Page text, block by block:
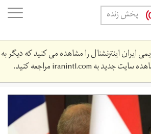
پخش زنده
اینترنشنال را مشاهده می کنید که دیگر به
سایت جدید بهiranintl.comمراجعه کنید.